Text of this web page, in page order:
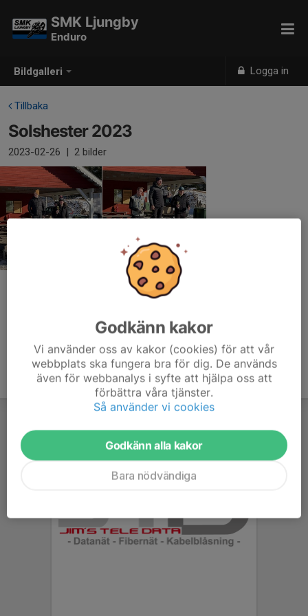
Bildgalleri Logga in
SMK Ljungby
Enduro
Tillbaka
Solshester 2023
2023-02-26 | 2 bilder
Godkänn kakor
Vi använder oss av kakor (cookies) för att vår
webbplats ska fungera bra för dig. De används
även för webbanalys i syfte att hjälpa oss att
förbättra våra tjänster.
Så använder vi cookies
Godkänn alla kakor
Bara nödvändiga